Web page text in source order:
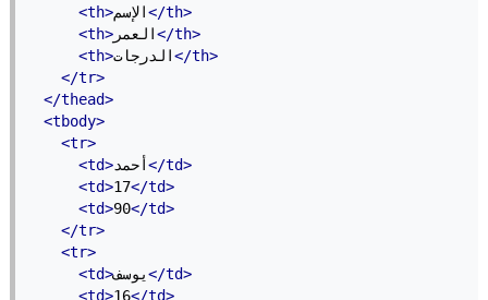
<th>الإسم</th>
<th>العمر</th>
<th>الدرجات</th>
</tr>
</thead>
<tbody>
<tr>
<td>أحمد</td>
<td>17</td>
<td>90</td>
</tr>
<tr>
<td>يوسف</td>
<td>16</td>